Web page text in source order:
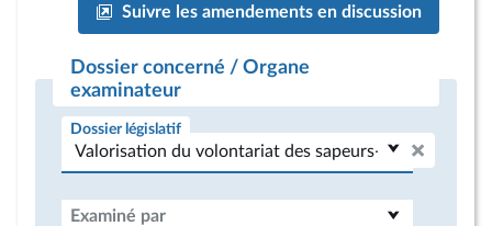
Suivre les amendements en discussion
Dossier concerné / Organe
examinateur
Dossier législatif
Examiné par